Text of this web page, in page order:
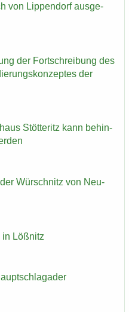
von Lip­pen­dorf aus­ge­
der Fort­schrei­bung des
der
Stöt­teritz kann be­hin­
Wür­schnitz von Neu­
in Löß­nitz